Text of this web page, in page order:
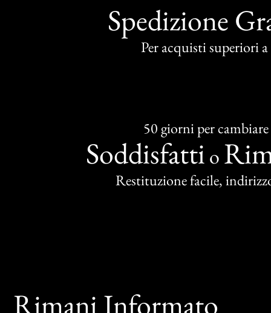
Spedizione
Per acquisti superiori
50 giorni per cambiare
Soddisfatti o
Restituzione facile,
Rimani Informato